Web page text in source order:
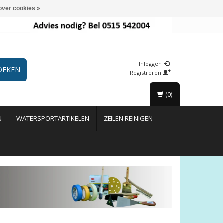
Inloggen
Registreren
WATERSPORTARTIKELEN ZEILEN REINIGEN
(0)
cookies »